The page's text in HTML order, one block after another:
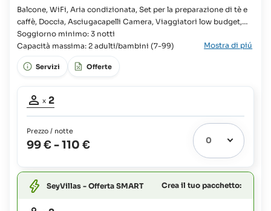
Balcone, WiFi, Aria condizionata, Set per la preparazione di tè e
caffè, Doccia, Asciugacapelli Camera, Viaggiatori low budget,
Camera, Letto king, Culla disponibile, Bagno in camera, WC,
Cucina in comune completamente attrezzata, Frigorifero, Piano
Soggiorno minimo: 3 notti
Capacità massima: 2 adulti/bambini (7-99)
Mostra di piú
Servizi Offerte
Partecipanti
x 2
Prezzo / notte
99 €-110 €
SeyVillas - Offerta SMART Crea il tuo pacchetto: